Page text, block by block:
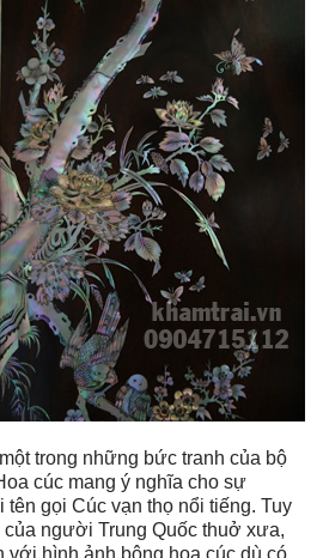
trong những bức tranh của bộ
cúc mang ý nghĩa cho sự
gọi Cúc vạn thọ nổi tiếng. Tuy
của người Trung Quốc thuở xưa,
với hình ảnh bông hoa cúc dù có